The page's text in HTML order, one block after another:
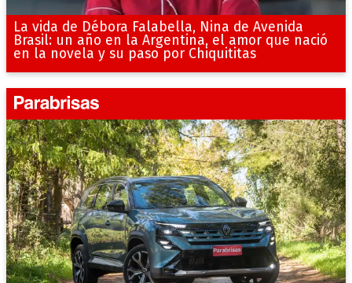
La vida de Débora Falabella, Nina de Avenida
Brasil: un año en la Argentina, el amor que nació
en la novela y su paso por Chiquititas